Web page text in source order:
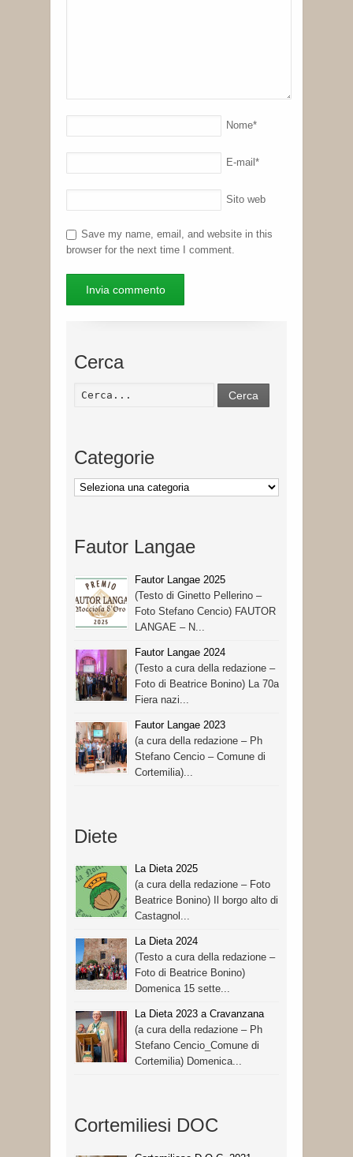
Nome*
E-mail*
Sito web
Save my name, email, and website in this
browser for the next time I comment.
Cerca
Cerca
Categorie
Categorie
Fautor Langae
Fautor Langae 2025
(Testo di Ginetto Pellerino –
Foto Stefano Cencio) FAUTOR
LANGAE – N...
Fautor Langae 2024
(Testo a cura della redazione –
Foto di Beatrice Bonino) La 70a
Fiera nazi...
Fautor Langae 2023
(a cura della redazione – Ph
Stefano Cencio – Comune di
Cortemilia)...
Diete
La Dieta 2025
(a cura della redazione – Foto
Beatrice Bonino) Il borgo alto di
Castagnol...
La Dieta 2024
(Testo a cura della redazione –
Foto di Beatrice Bonino)
Domenica 15 sette...
La Dieta 2023 a Cravanzana
(a cura della redazione – Ph
Stefano Cencio_Comune di
Cortemilia) Domenica...
Cortemiliesi DOC